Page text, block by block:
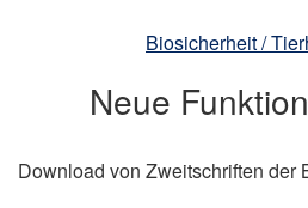
Biosicherheit /
Neue
Download von Zweitschriften der